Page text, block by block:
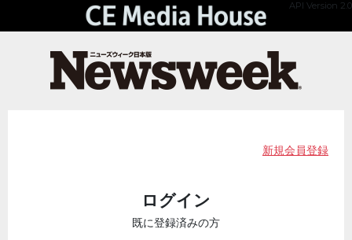
API Version 2.0
新規会員登録
ログイン
既に登録済みの方